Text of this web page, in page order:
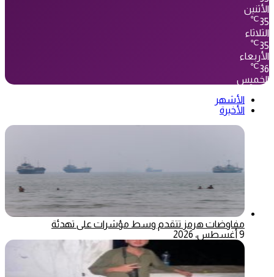
الأثنين
35
℃
الثلاثاء
35
℃
الأربعاء
36
℃
الخميس
الأشهر
الأخيرة
مفاوضات هرمز تتقدم وسط مؤشرات على تهدئة
9 أغسطس، 2026